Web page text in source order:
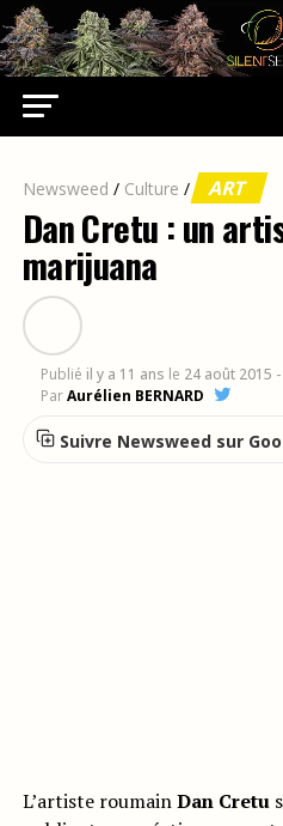
Newsweed / Culture / ART
Dan Cretu : un
marijuana
Publié il y a 11 ans le 24 août 2015
ParAurélien BERNARD
Suivre Newsweed sur
L’artiste roumainDan Cretu